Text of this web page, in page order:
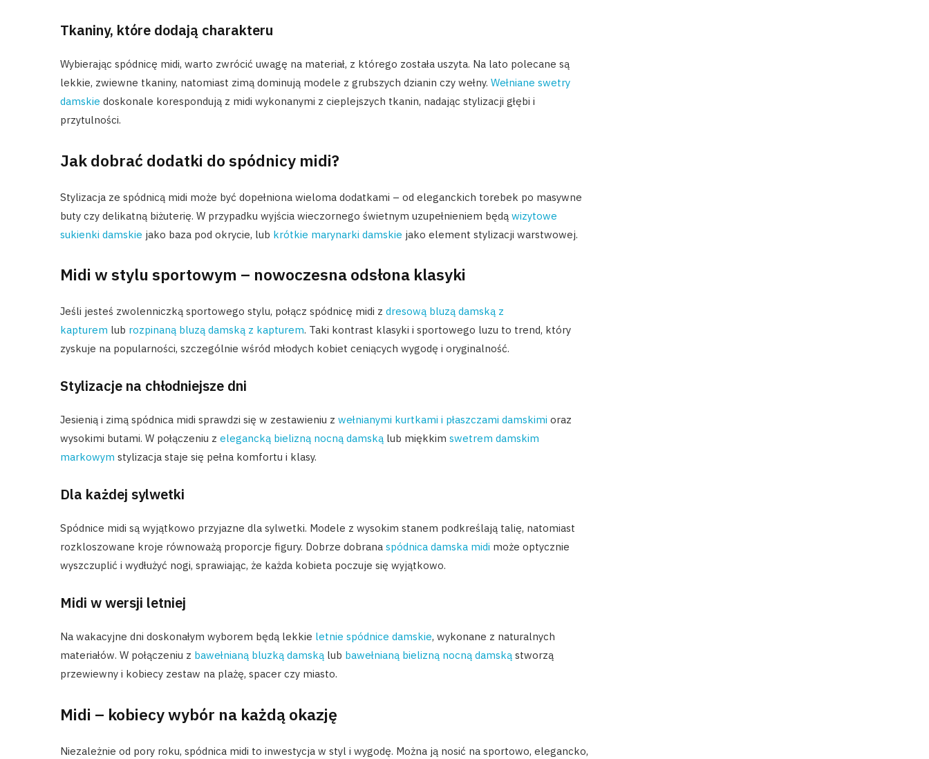
Tkaniny, które dodają charakteru
Wybierając spódnicę midi, warto zwrócić uwagę na materiał, z którego została uszyta. Na lato polecane są
lekkie, zwiewne tkaniny, natomiast zimą dominują modele z grubszych dzianin czy wełny. Wełniane swetry
damskie doskonale korespondują z midi wykonanymi z cieplejszych tkanin, nadając stylizacji głębi i
przytulności.
Jak dobrać dodatki do spódnicy midi?
Stylizacja ze spódnicą midi może być dopełniona wieloma dodatkami – od eleganckich torebek po masywne
buty czy delikatną biżuterię. W przypadku wyjścia wieczornego świetnym uzupełnieniem będą wizytowe
sukienki damskie jako baza pod okrycie, lub krótkie marynarki damskie jako element stylizacji warstwowej.
Midi w stylu sportowym – nowoczesna odsłona klasyki
Jeśli jesteś zwolenniczką sportowego stylu, połącz spódnicę midi z dresową bluzą damską z
kapturem lub rozpinaną bluzą damską z kapturem. Taki kontrast klasyki i sportowego luzu to trend, który
zyskuje na popularności, szczególnie wśród młodych kobiet ceniących wygodę i oryginalność.
Stylizacje na chłodniejsze dni
Jesienią i zimą spódnica midi sprawdzi się w zestawieniu z wełnianymi kurtkami i płaszczami damskimi oraz
wysokimi butami. W połączeniu z elegancką bielizną nocną damską lub miękkim swetrem damskim
markowym stylizacja staje się pełna komfortu i klasy.
Dla każdej sylwetki
Spódnice midi są wyjątkowo przyjazne dla sylwetki. Modele z wysokim stanem podkreślają talię, natomiast
rozkloszowane kroje równoważą proporcje figury. Dobrze dobrana spódnica damska midi może optycznie
wyszczuplić i wydłużyć nogi, sprawiając, że każda kobieta poczuje się wyjątkowo.
Midi w wersji letniej
Na wakacyjne dni doskonałym wyborem będą lekkie letnie spódnice damskie, wykonane z naturalnych
materiałów. W połączeniu z bawełnianą bluzką damską lub bawełnianą bielizną nocną damską stworzą
przewiewny i kobiecy zestaw na plażę, spacer czy miasto.
Midi – kobiecy wybór na każdą okazję
Niezależnie od pory roku, spódnica midi to inwestycja w styl i wygodę. Można ją nosić na sportowo, elegancko,